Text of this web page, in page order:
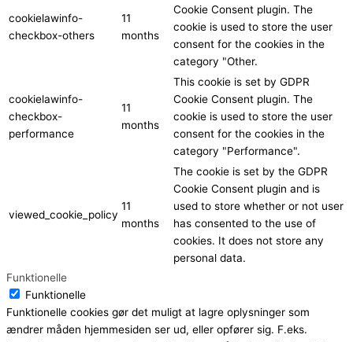
cookielawinfo-
checkbox-others
11
months
Cookie Consent plugin. The
cookie is used to store the user
consent for the cookies in the
category "Other.
cookielawinfo-
checkbox-
performance
11
months
This cookie is set by GDPR
Cookie Consent plugin. The
cookie is used to store the user
consent for the cookies in the
category "Performance".
viewed_cookie_policy
11
months
The cookie is set by the GDPR
Cookie Consent plugin and is
used to store whether or not user
has consented to the use of
cookies. It does not store any
personal data.
Funktionelle
Funktionelle
Funktionelle cookies gør det muligt at lagre oplysninger som
ændrer måden hjemmesiden ser ud, eller opfører sig. F.eks.